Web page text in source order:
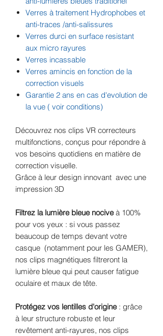
Verres à traitement Hydrophobes et
anti-traces /anti-salissures
Verres durci en surface resistant
aux micro rayures
Verres incassable
Verres amincis en fonction de la
correction visuels
Garantie 2 ans en cas d'evolution de
la vue ( voir conditions)
Découvrez nos clips VR correcteurs
multifonctions, conçus pour répondre à
vos besoins quotidiens en matière de
correction visuelle.
Grâce à leur design innovant avec une
impression 3D
Filtrez la lumière bleue nociveà 100%
pour vos yeux : si vous passez
beaucoup de temps devant votre
casque (notamment pour les GAMER),
nos clips magnétiques filtreront la
lumière bleue qui peut causer fatigue
oculaire et maux de tête.
Protégez vos lentilles d'origine: grâce
à leur structure robuste et leur
revêtement anti-rayures, nos clips